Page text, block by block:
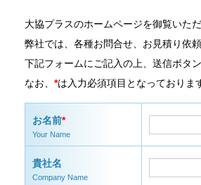
大協プラスのホームページを御覧いた
弊社では、各種お問合せ、お見積り依
下記フォームにご記入の上、送信ボタ
なお、 *は入力必須項目となっておりま
お名前*
Your Name
貴社名
Company Name